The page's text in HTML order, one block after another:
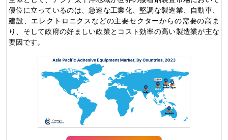
優位に立っているのは、急速な工業化、堅調な製造業、自動車、
建設、エレクトロニクスなどの主要セクターからの需要の高ま
り、そして政府の好ましい政策とコスト効率の高い製造業が主な
要因です。